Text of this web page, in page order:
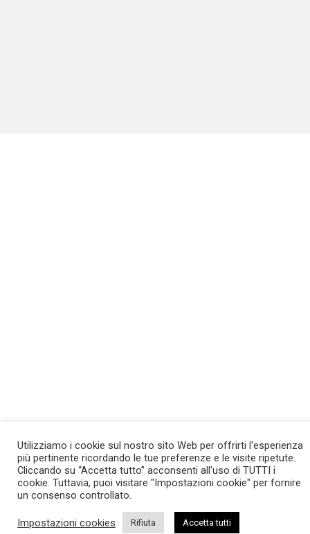
Utilizziamo i cookie sul nostro sito Web per offrirti l'esperienza
più pertinente ricordando le tue preferenze e le visite ripetute.
Cliccando su “Accetta tutto” acconsenti all'uso di TUTTI i
cookie. Tuttavia, puoi visitare "Impostazioni cookie" per fornire
un consenso controllato.
Impostazioni cookies Rifiuta Accetta tutti